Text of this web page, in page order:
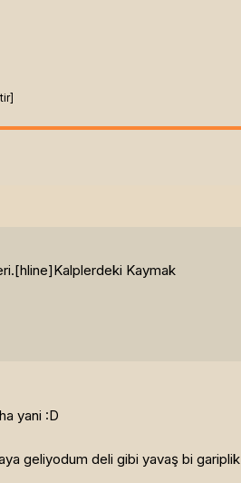
Kalplerdeki Kaymak
yani :D
geliyodum deli gibi yavaş bi